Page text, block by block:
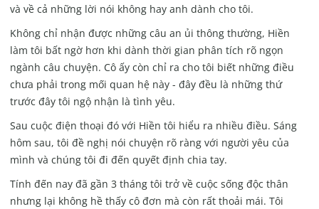
và về cả những lời nói không hay anh dành cho tôi.
Không chỉ nhận được những câu an ủi thông thường, Hiền
làm tôi bất ngờ hơn khi dành thời gian phân tích rõ ngọn
ngành câu chuyện. Cô ấy còn chỉ ra cho tôi biết những điều
chưa phải trong mối quan hệ này - đây đều là những thứ
trước đây tôi ngộ nhận là tình yêu.
Sau cuộc điện thoại đó với Hiền tôi hiểu ra nhiều điều. Sáng
hôm sau, tôi đề nghị nói chuyện rõ ràng với người yêu của
mình và chúng tôi đi đến quyết định chia tay.
Tính đến nay đã gần 3 tháng tôi trở về cuộc sống độc thân
nhưng lại không hề thấy cô đơn mà còn rất thoải mái. Tôi